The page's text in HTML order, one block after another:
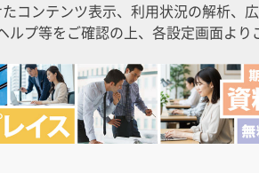
コンテンツ表示、利用状況の解析、
プ等をご確認の上、各設定画面よ